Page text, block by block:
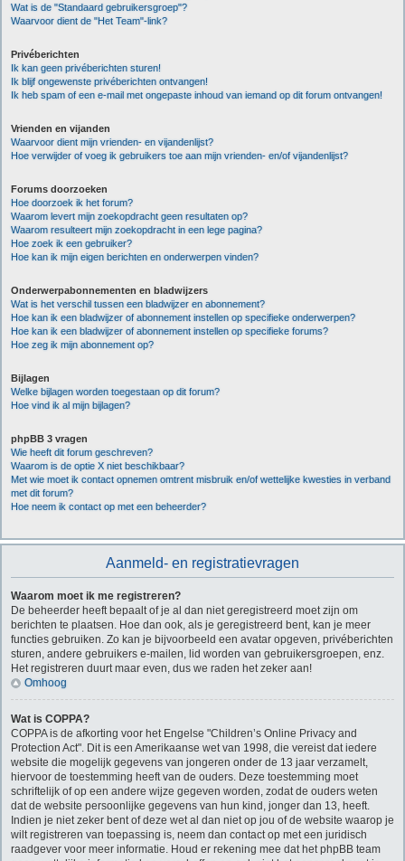
Wat is de "Standaard gebruikersgroep"?
Waarvoor dient de "Het Team"-link?
Privéberichten
Ik kan geen privéberichten sturen!
Ik blijf ongewenste privéberichten ontvangen!
Ik heb spam of een e-mail met ongepaste inhoud van iemand op dit forum ontvangen!
Vrienden en vijanden
Waarvoor dient mijn vrienden- en vijandenlijst?
Hoe verwijder of voeg ik gebruikers toe aan mijn vrienden- en/of vijandenlijst?
Forums doorzoeken
Hoe doorzoek ik het forum?
Waarom levert mijn zoekopdracht geen resultaten op?
Waarom resulteert mijn zoekopdracht in een lege pagina?
Hoe zoek ik een gebruiker?
Hoe kan ik mijn eigen berichten en onderwerpen vinden?
Onderwerpabonnementen en bladwijzers
Wat is het verschil tussen een bladwijzer en abonnement?
Hoe kan ik een bladwijzer of abonnement instellen op specifieke onderwerpen?
Hoe kan ik een bladwijzer of abonnement instellen op specifieke forums?
Hoe zeg ik mijn abonnement op?
Bijlagen
Welke bijlagen worden toegestaan op dit forum?
Hoe vind ik al mijn bijlagen?
phpBB 3 vragen
Wie heeft dit forum geschreven?
Waarom is de optie X niet beschikbaar?
Met wie moet ik contact opnemen omtrent misbruik en/of wettelijke kwesties in verband
met dit forum?
Hoe neem ik contact op met een beheerder?
Aanmeld- en registratievragen
Waarom moet ik me registreren?
De beheerder heeft bepaalt of je al dan niet geregistreerd moet zijn om
berichten te plaatsen. Hoe dan ook, als je geregistreerd bent, kan je meer
functies gebruiken. Zo kan je bijvoorbeeld een avatar opgeven, privéberichten
sturen, andere gebruikers e-mailen, lid worden van gebruikersgroepen, enz.
Het registreren duurt maar even, dus we raden het zeker aan!
Omhoog
Wat is COPPA?
COPPA is de afkorting voor het Engelse "Children’s Online Privacy and
Protection Act". Dit is een Amerikaanse wet van 1998, die vereist dat iedere
website die mogelijk gegevens van jongeren onder de 13 jaar verzamelt,
hiervoor de toestemming heeft van de ouders. Deze toestemming moet
schriftelijk of op een andere wijze gegeven worden, zodat de ouders weten
dat de website persoonlijke gegevens van hun kind, jonger dan 13, heeft.
Indien je niet zeker bent of deze wet al dan niet op jou of de website waarop je
wilt registreren van toepassing is, neem dan contact op met een juridisch
raadgever voor meer informatie. Houd er rekening mee dat het phpBB team